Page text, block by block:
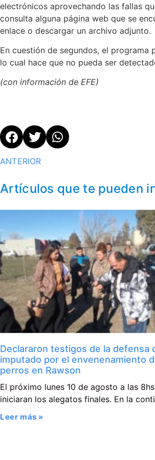
electrónicos aprovechando las fallas
consulta alguna página web que se
enlace o descargar un archivo adjunto.
En cuestión de segundos, el programa
lo cual hace que no pueda ser
(con información de EFE)
ANTERIOR
Artículos que te pueden
Declararon testigos de la defensa
imputado por el envenenamiento
perros en Rawson
El próximo lunes 10 de agosto a las
iniciaran los alegatos finales. En la
Leer más »